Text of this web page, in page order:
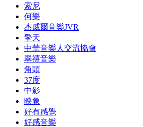
索尼
何樂
杰威爾音樂JVR
擎天
中華音樂人交流協會
翠禧音樂
角頭
37度
中影
映象
好有感覺
好感音樂